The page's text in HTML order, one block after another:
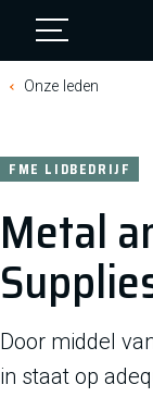
Onze leden
Metal
FME LIDBEDRIJF
Door middel
in staat op